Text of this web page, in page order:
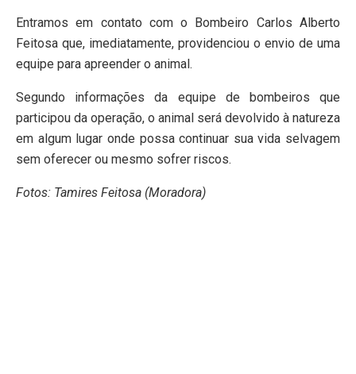
Entramos em contato com o Bombeiro Carlos Alberto
Feitosa que, imediatamente, providenciou o envio de uma
equipe para apreender o animal.
Segundo informações da equipe de bombeiros que
participou da operação, o animal será devolvido à natureza
em algum lugar onde possa continuar sua vida selvagem
sem oferecer ou mesmo sofrer riscos.
Fotos: Tamires Feitosa (Moradora)